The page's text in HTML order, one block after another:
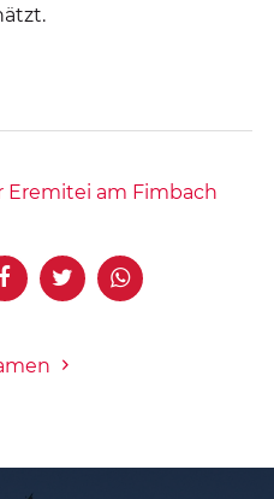
Eremitei am Fimbach
  